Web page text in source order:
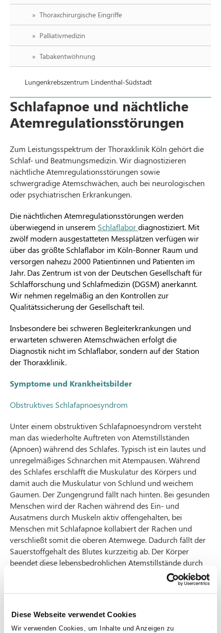
Diese Webseite verwendet Cookies
Wir verwenden Cookies, um Inhalte und Anzeigen zu
Thoraxchirurgische Eingriffe
Palliativmedizin
Tabakentwöhnung
Lungenkrebszentrum Lindenthal-Südstadt
Schlafapnoe und nächtliche
Atemregulationsstörungen
Zum Leistungsspektrum der Thoraxklinik Köln gehört die
Schlaf- und Beatmungsmedizin. Wir diagnostizieren
nächtliche Atemregulationsstörungen sowie
schwergradige Atemschwächen, auch bei neurologischen
oder psychiatrischen Erkrankungen.
Die nächtlichen Atemregulationsstörungen werden
überwiegend in unserem Schlaflabordiagnostiziert. Mit
zwölf modern ausgestatteten Messplätzen verfügen wir
über das größte Schlaflabor im Köln-Bonner Raum und
versorgen nahezu 2000 Patientinnen und Patienten im
Jahr. Das Zentrum ist von der Deutschen Gesellschaft für
Schlafforschung und Schlafmedizin (DGSM) anerkannt.
Wir nehmen regelmäßig an den Kontrollen zur
Qualitätssicherung der Gesellschaft teil.
Insbesondere bei schweren Begleiterkrankungen und
erwarteten schweren Atemschwächen erfolgt die
Diagnostik nicht im Schlaflabor, sondern auf der Station
der Thoraxklinik.
Symptome und Krankheitsbilder
Obstruktives Schlafapnoesyndrom
Unter einem obstruktiven Schlafapnoesyndrom versteht
man das wiederholte Auftreten von Atemstillständen
(Apnoen) während des Schlafes. Typisch ist ein lautes und
unregelmäßiges Schnarchen mit Atempausen. Während
des Schlafes erschlafft die Muskulatur des Körpers und
damit auch die Muskulatur von Schlund und weichem
Gaumen. Der Zungengrund fällt nach hinten. Bei gesunden
Menschen wird der Rachen während des Ein- und
Ausatmens durch Muskeln aktiv offengehalten, bei
Menschen mit Schlafapnoe kollabiert der Rachen und
verschließt somit die oberen Atemwege. Dadurch fällt der
Sauerstoffgehalt des Blutes kurzzeitig ab. Der Körper
beendet diese lebensbedrohlichen Atemstillstände durch
eine Alarmmeldung an das Gehirn. Diese Weckreaktion
Weckreaktionen nicht, sie führen jedoch zu einem
sind Sie nicht erholt, fühlen sich unausgeschlafen und „wie
zerschlagen“. Folgen des Schlafapnoesyndroms sind